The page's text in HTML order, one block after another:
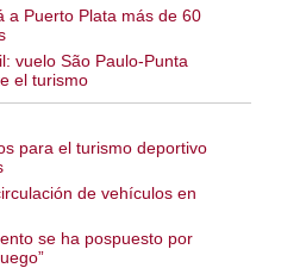
a Puerto Plata más de 60
vuelo São Paulo-Punta
el turismo
para el turismo deportivo
de vehículos en
se ha pospuesto por